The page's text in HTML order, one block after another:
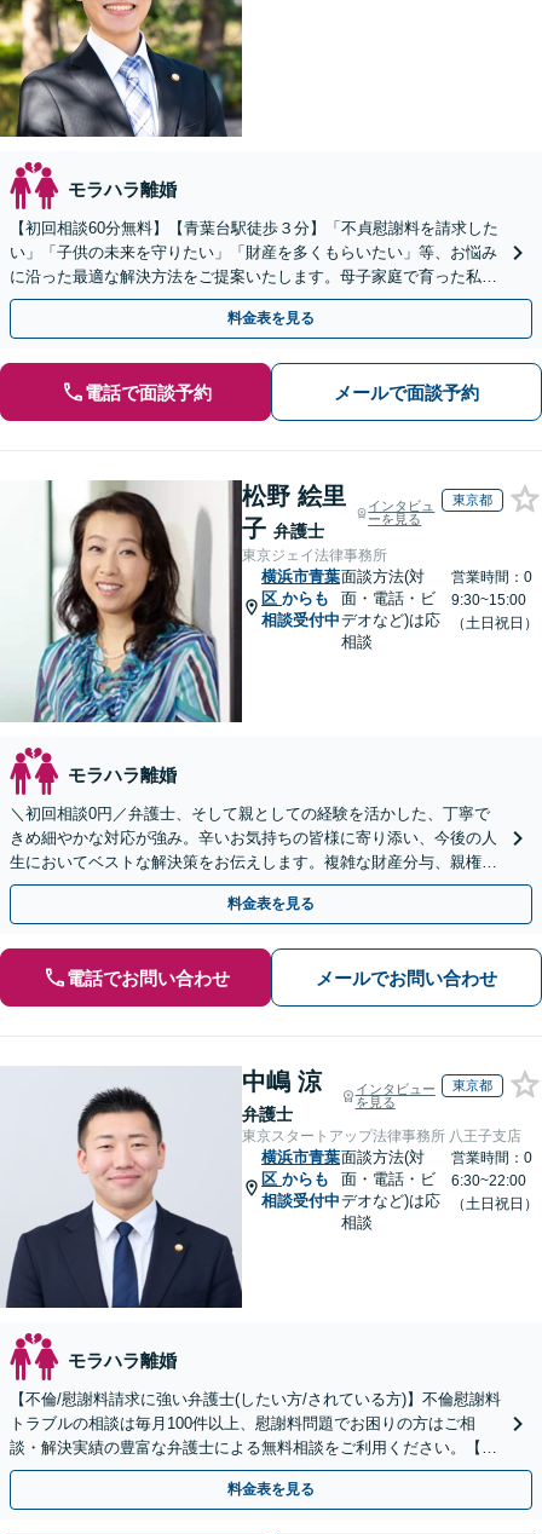
モラハラ離婚
【初回相談60分無料】【青葉台駅徒歩３分】「不貞慰謝料を請求した
い」「子供の未来を守りたい」「財産を多くもらいたい」等、お悩み
に沿った最適な解決方法をご提案いたします。母子家庭で育った私だ
からこそできるサポートを。【夜間・土日相談可】
料金表を見る
電話で面談予約 メールで面談予約
松野 絵里
子 弁護士
インタビュ
ーを見る
東京都
東京ジェイ法律事務所
横浜市青葉
区 からも
相談受付中
面談方法(対
面・電話・ビ
デオなど)は応
相談
営業時間：0
9:30~15:00
（土日祝日）
モラハラ離婚
＼初回相談0円／弁護士、そして親としての経験を活かした、丁寧で
きめ細やかな対応が強み。辛いお気持ちの皆様に寄り添い、今後の人
生においてベストな解決策をお伝えします。複雑な財産分与、親権問
題、養育費の交渉、国際離婚などが得意です【日英対応◎】
料金表を見る
電話でお問い合わせ メールでお問い合わせ
中嶋 涼
弁護士
インタビュー
を見る
東京都
東京スタートアップ法律事務所 八王子支店
横浜市青葉
区 からも
相談受付中
面談方法(対
面・電話・ビ
デオなど)は応
相談
営業時間：0
6:30~22:00
（土日祝日）
モラハラ離婚
【不倫/慰謝料請求に強い弁護士(したい方/されている方)】不倫慰謝料
トラブルの相談は毎月100件以上、慰謝料問題でお困りの方はご相
談・解決実績の豊富な弁護士による無料相談をご利用ください。【初
回相談０円(電話)】【関東エリア全域対応】
料金表を見る